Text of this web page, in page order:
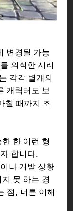
변경될 가능
의식한 시리
각각 별개의
캐릭터도 보
칠 때까지 조
한 이런 형
합니다.
나 개발 상황
못 하는 경
점, 너른 이해